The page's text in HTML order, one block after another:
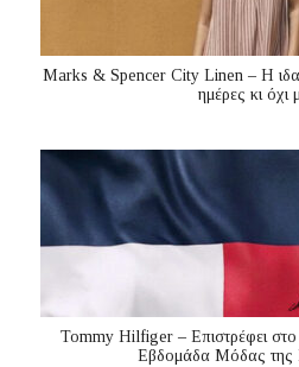
Marks & Spencer City Linen – Η
ημέρες κι όχι
Tommy Hilfiger – Επιστρέφει
Εβδομάδα Μόδας της